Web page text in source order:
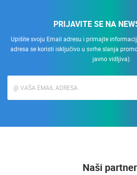
PRIJAVITE SE NA
Upišite svoju Email adresu i primajte
adresa se koristi isključivo u svrhe slanja
javno vidljiva)
Naši